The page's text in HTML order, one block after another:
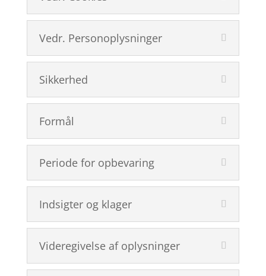
Vedr. Personoplysninger
Sikkerhed
Formål
Periode for opbevaring
Indsigter og klager
Videregivelse af oplysninger